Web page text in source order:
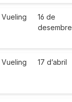
Vueling
16 de
desembre
Vueling 17 d’abril